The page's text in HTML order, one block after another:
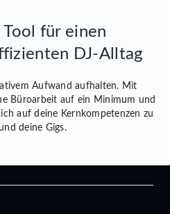
für einen
DJ-Alltag
Aufwand aufhalten. Mit
Büroarbeit auf ein Minimum und
auf deine Kernkompetenzen zu
deine Gigs.